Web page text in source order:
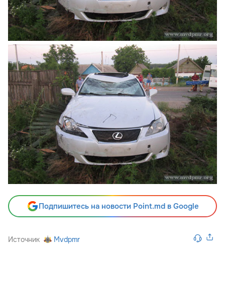
Подпишитесь на новости Point.md в Google
Источник Mvdpmr